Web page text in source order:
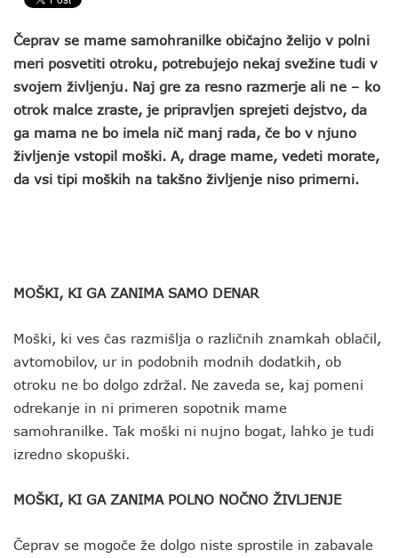
Čeprav se mame samohranilke običajno želijo v polni
meri posvetiti otroku, potrebujejo nekaj svežine tudi v
svojem življenju. Naj gre za resno razmerje ali ne – ko
otrok malce zraste, je pripravljen sprejeti dejstvo, da
ga mama ne bo imela nič manj rada, če bo v njuno
življenje vstopil moški. A, drage mame, vedeti morate,
da vsi tipi moških na takšno življenje niso primerni.
MOŠKI, KI GA ZANIMA SAMO DENAR
Moški, ki ves čas razmišlja o različnih znamkah oblačil,
avtomobilov, ur in podobnih modnih dodatkih, ob
otroku ne bo dolgo zdržal. Ne zaveda se, kaj pomeni
odrekanje in ni primeren sopotnik mame
samohranilke. Tak moški ni nujno bogat, lahko je tudi
izredno skopuški.
MOŠKI, KI GA ZANIMA POLNO NOČNO ŽIVLJENJE
Čeprav se mogoče že dolgo niste sprostile in zabavale